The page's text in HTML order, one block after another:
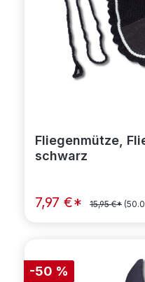
Fliegenmütze,
schwarz
7,97 €* 15,95 €*
-50 %